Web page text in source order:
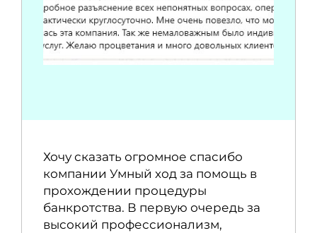
Хочу сказать огромное спасибо
компании Умный ход за помощь в
прохождении процедуры
банкротства. В первую очередь за
высокий профессионализм,